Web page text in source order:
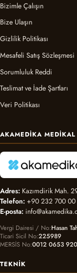
Bizimle Çalışın
Bize Ulaşın
Gizlilik Politikası
Mesafeli Satış Sözleşmesi
Sorumluluk Reddi
Teslimat ve İade Şartları
Veri Politikası
AKAMEDIKA
Adres: Kazımdirik Mah.
Telefon: +90 232 700 00
E-posta:
Vergi Dairesi / No Hasan
Ticari Sicil No 225989
MERSİS No 0012 0653
TEKNIK